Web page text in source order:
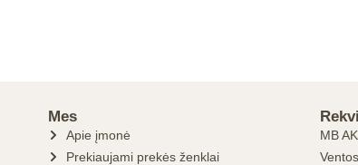
Mes
Apie įmonė
Prekiaujami prekės ženklai
MB